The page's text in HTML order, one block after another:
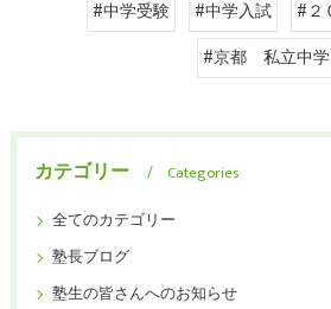
#中学受験 #中学入試
#２
#京都 私立中学
カテゴリー
Categories
全てのカテゴリー
塾長ブログ
塾生の皆さんへのお知らせ